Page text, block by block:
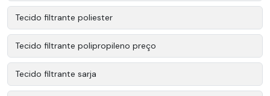
Tecido filtrante poliester
Tecido filtrante polipropileno preço
Tecido filtrante sarja